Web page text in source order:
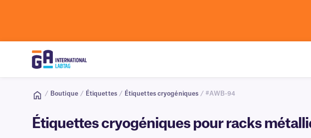
/ Boutique / Étiquettes / Étiquettes cryogéniques / #AWB-94
Étiquettes cryogéniques pour racks